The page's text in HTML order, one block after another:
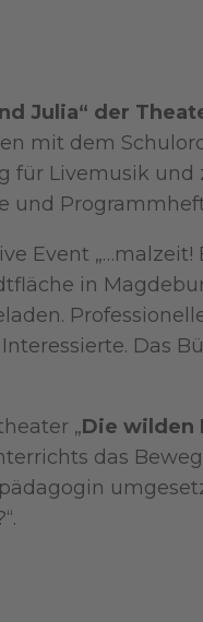
Julia“ der
mit dem
Livemusik
und
Event
in
Das
„Die wilden
das